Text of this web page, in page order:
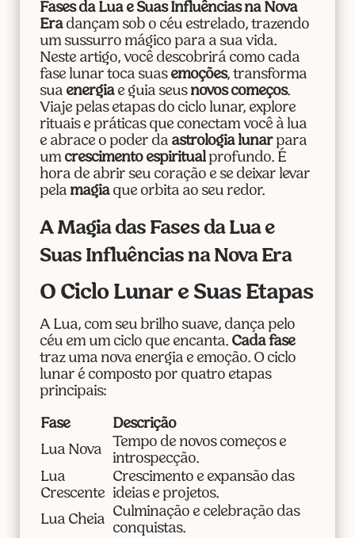
Fases da Lua e Suas Influências na Nova
Eradançam sob o céu estrelado, trazendo
um sussurro mágico para a sua vida.
Neste artigo, você descobrirá como cada
fase lunar toca suas emoções, transforma
sua energiae guia seus novos começos.
Viaje pelas etapas do ciclo lunar, explore
rituais e práticas que conectam você à lua
e abrace o poder da astrologia lunarpara
um crescimento espiritualprofundo. É
hora de abrir seu coração e se deixar levar
pela magiaque orbita ao seu redor.
A Magia das Fases da Lua e
Suas Influências na Nova Era
O Ciclo Lunar e Suas Etapas
A Lua, com seu brilho suave, dança pelo
céu em um ciclo que encanta. Cada fase
traz uma nova energia e emoção. O ciclo
lunar é composto por quatro etapas
principais:
Fase
Descrição
Lua Nova
Tempo de novos começos e
introspecção.
Lua
Crescente
Crescimento e expansão das
ideias e projetos.
Lua Cheia
Culminação e celebração das
conquistas.